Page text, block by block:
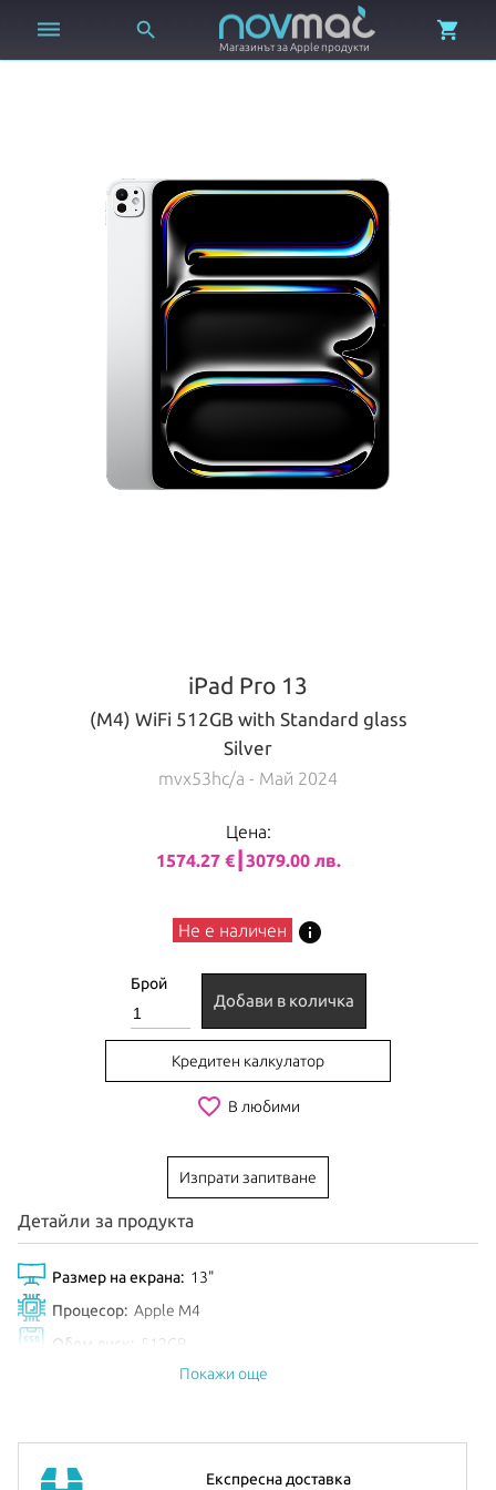
 
Магазинът за Apple продукти

iPad Pro 13
(M4) WiFi 512GB with Standard glass
Silver
mvx53hc/a - Май 2024
Цена:
1574.27 €┃3079.00 лв.
Не е наличен info
Брой
Добави в количка
Кредитен калкулатор
favorite_border В любими
Изпрати запитване
Детайли за продукта
Размер на екрана: 13"
Процесор: Apple M4
Обем диск:
512GB
iPad Pro 13”
е с Ultra Retina XDR display с резолюция 2752-
Покажи още
Експресна доставка